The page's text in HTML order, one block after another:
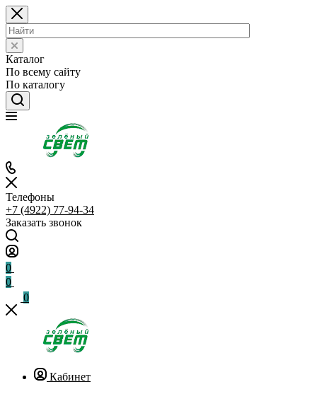
Каталог
По всему сайту
По каталогу
Телефоны
+7 (4922) 77-94-34
Заказать звонок
0
0
0
Кабинет